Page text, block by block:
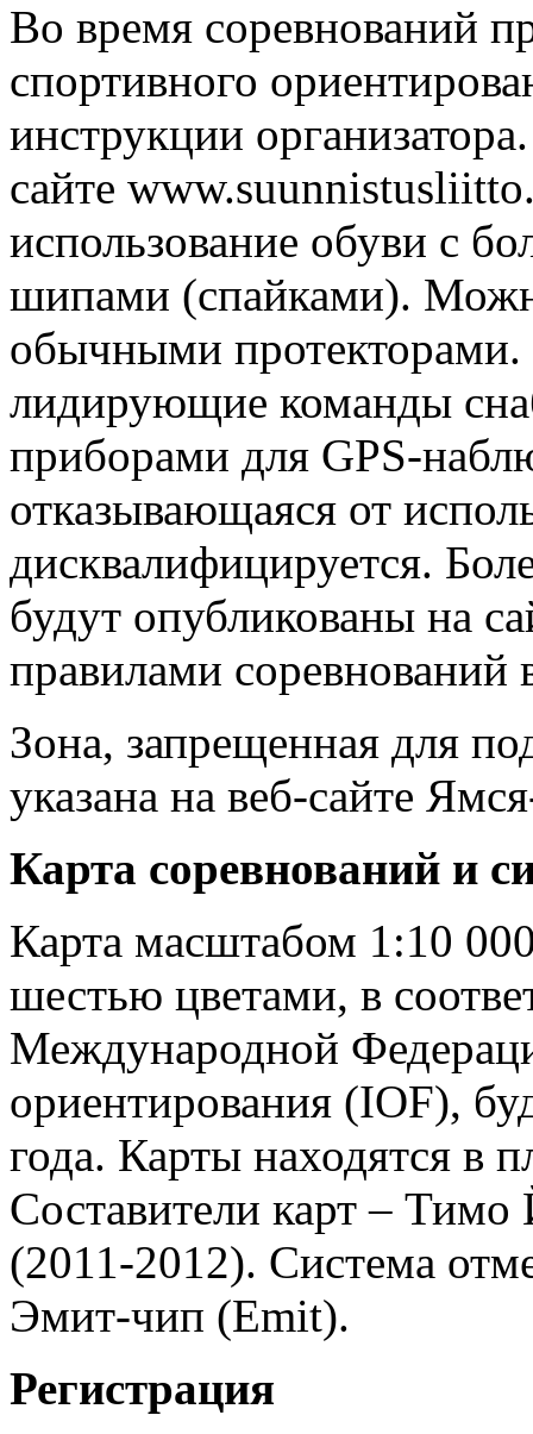
Во время соревнований
спортивного
инструкции
сайте
использование обуви с
шипами (спайками).
обычными
лидирующие команды
приборами для GPS-
отказывающаяся от
дисквалифицируется.
будут опубликованы на
правилами соревнований
Зона, запрещенная для
указана на веб-сайте
Карта соревнований и
Карта масштабом 1:10
шестью цветами, в
Международной
ориентирования (IOF),
года. Карты находятся в
Составители карт –
(2011-2012). Система
Эмит-чип (Emit).
Регистрация